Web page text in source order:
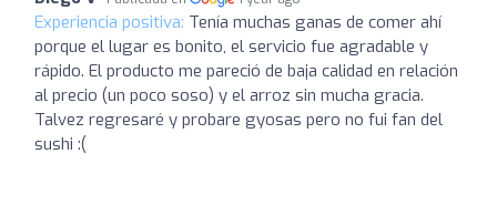
Experiencia positiva: Tenía muchas ganas de comer ahí
porque el lugar es bonito, el servicio fue agradable y
rápido. El producto me pareció de baja calidad en relación
al precio (un poco soso) y el arroz sin mucha gracia.
Talvez regresaré y probare gyosas pero no fui fan del
sushi :(